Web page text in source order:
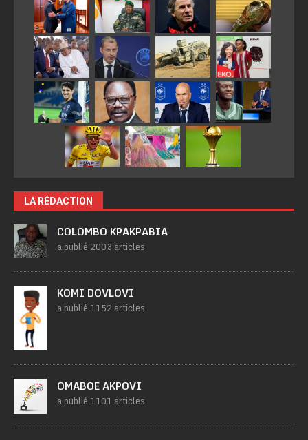
LA RÉDACTION
COLOMBO KPAKPABIA
a publié 2003 articles
KOMI DOVLOVI
a publié 1152 articles
OMABOE AKPOVI
a publié 1101 articles